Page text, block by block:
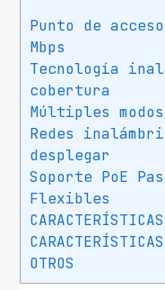
Punto de
Mbps
Tecnología
cobertura
Múltiples
Redes
desplegar
Soporte PoE
Flexibles
OTROS